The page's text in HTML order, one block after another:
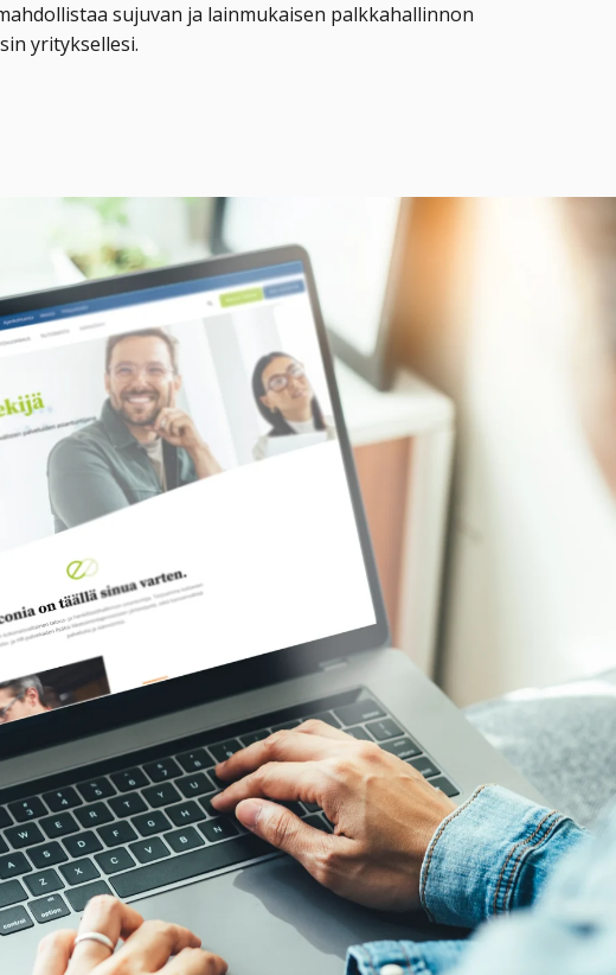
sujuvan ja lainmukaisen palkkahallinnon
yrityksellesi.